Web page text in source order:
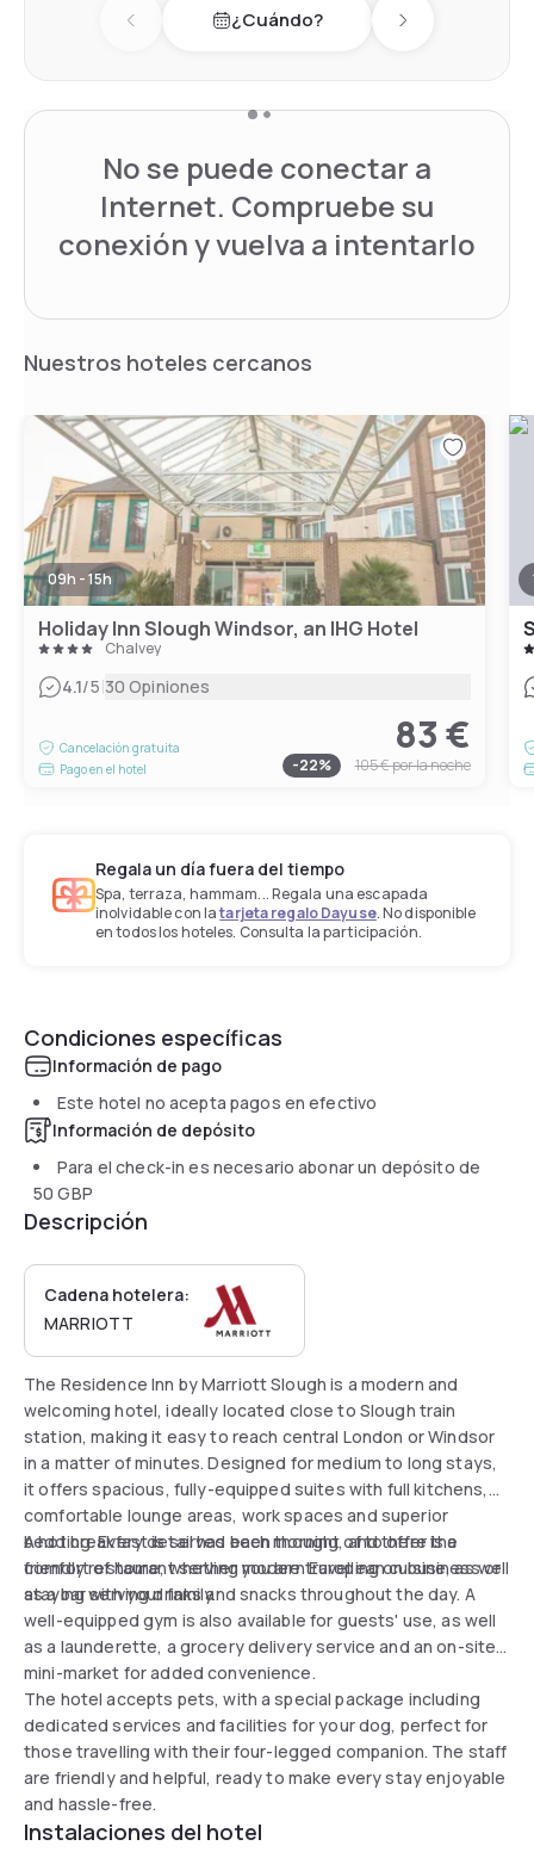
Previous day¿Cuándo? Next day
No se puede conectar a
Internet. Compruebe su
conexión y vuelva a intentarlo
Nuestros hoteles cercanos
09h - 15h
Holiday Inn Slough Windsor, an IHG Hotel
Chalvey
4.1/5|30 Opiniones
Cancelación gratuita
Pago en el hotel
83 €
-22% 105 €por la noche
Regala un día fuera del tiempo
Spa, terraza, hammam... Regala una escapada
inolvidable con latarjeta regalo Dayuse. No disponible
en todos los hoteles. Consulta la participación.
Condiciones específicas
Información de pago
Este hotel no acepta pagos en efectivo
Información de depósito
Para el check-in es necesario abonar un depósito de
50 GBP
Descripción
Cadena hotelera:
MARRIOTT
The Residence Inn by Marriott Slough is a modern and
welcoming hotel, ideally located close to Slough train
station, making it easy to reach central London or Windsor
in a matter of minutes. Designed for medium to long stays,
it offers spacious, fully-equipped suites with full kitchens,
comfortable lounge areas, work spaces and superior
bedding. Every detail has been thought of to offer the
comfort of home, whether you are travelling on business or
staying with your family.
A hot breakfast is served each morning, and there is a
friendly restaurant serving modern European cuisine, as well
as a bar serving drinks and snacks throughout the day. A
well-equipped gym is also available for guests' use, as well
as a launderette, a grocery delivery service and an on-site
mini-market for added convenience.
The hotel accepts pets, with a special package including
dedicated services and facilities for your dog, perfect for
those travelling with their four-legged companion. The staff
are friendly and helpful, ready to make every stay enjoyable
and hassle-free.
Instalaciones del hotel